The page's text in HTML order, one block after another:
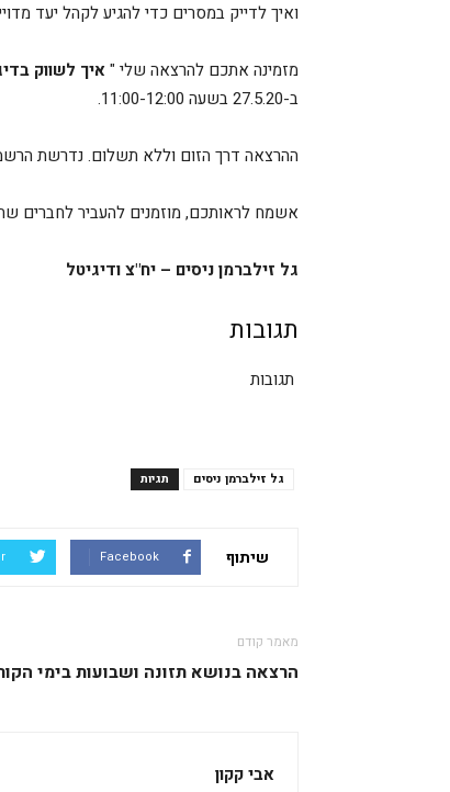
ואיך לדייק במסרים כדי להגיע לקהל יעד
מזמינה אתכם להרצאה שלי "איך לשווק
ב-27.5.20 בשעה 11:00-12:00.
ההרצאה דרך הזום וללא תשלום. נדרשת
אשמח לראותכם, מוזמנים להעביר לחברים
גל זילברמן ניסים – יח"צ ודיגיטל
תגובות
תגובות
תגיות גל זילברמן ניסים
שיתוף Facebook
מאמר קודם
הרצאה בנושא תזונה ושבועות בימי
אבי קקון